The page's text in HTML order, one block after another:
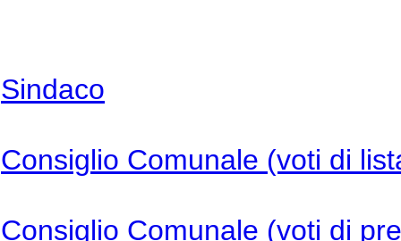
Sindaco
Consiglio Comunale (voti di
Consiglio Comunale (voti di